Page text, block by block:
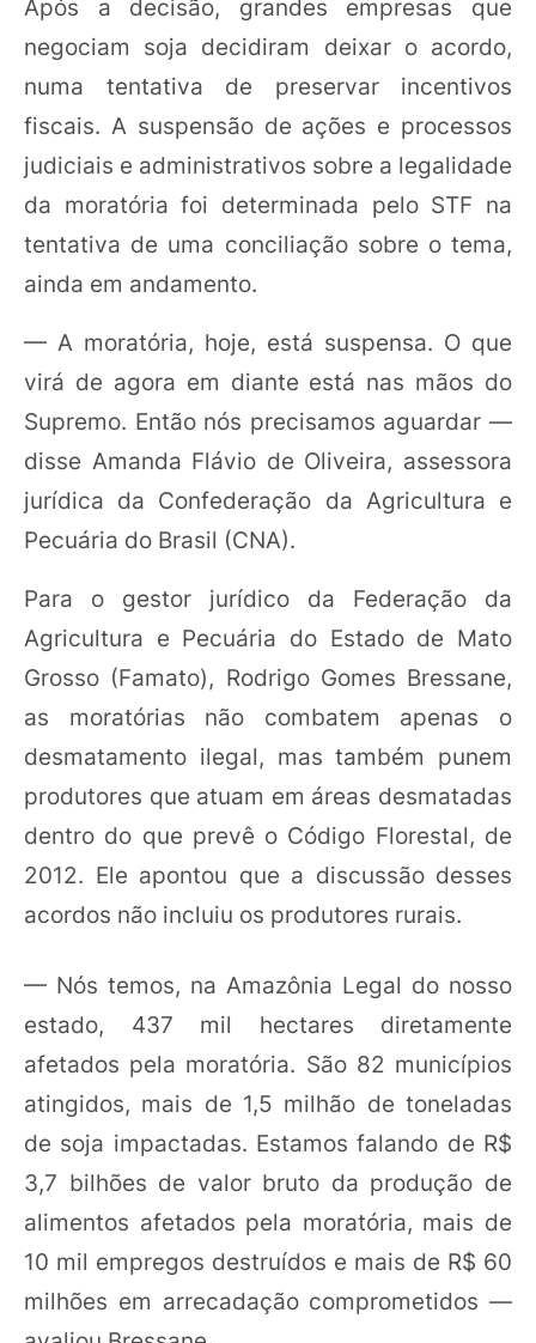
Após a decisão, grandes empresas que
negociam soja decidiram deixar o acordo,
numa tentativa de preservar incentivos
fiscais. A suspensão de ações e processos
judiciais e administrativos sobre a legalidade
da moratória foi determinada pelo STF na
tentativa de uma conciliação sobre o tema,
ainda em andamento.
— A moratória, hoje, está suspensa. O que
virá de agora em diante está nas mãos do
Supremo. Então nós precisamos aguardar —
disse Amanda Flávio de Oliveira, assessora
jurídica da Confederação da Agricultura e
Pecuária do Brasil (CNA).
Para o gestor jurídico da Federação da
Agricultura e Pecuária do Estado de Mato
Grosso (Famato), Rodrigo Gomes Bressane,
as moratórias não combatem apenas o
desmatamento ilegal, mas também punem
produtores que atuam em áreas desmatadas
dentro do que prevê o Código Florestal, de
2012. Ele apontou que a discussão desses
acordos não incluiu os produtores rurais.
— Nós temos, na Amazônia Legal do nosso
estado, 437 mil hectares diretamente
afetados pela moratória. São 82 municípios
atingidos, mais de 1,5 milhão de toneladas
de soja impactadas. Estamos falando de R$
3,7 bilhões de valor bruto da produção de
alimentos afetados pela moratória, mais de
10 mil empregos destruídos e mais de R$ 60
milhões em arrecadação comprometidos —